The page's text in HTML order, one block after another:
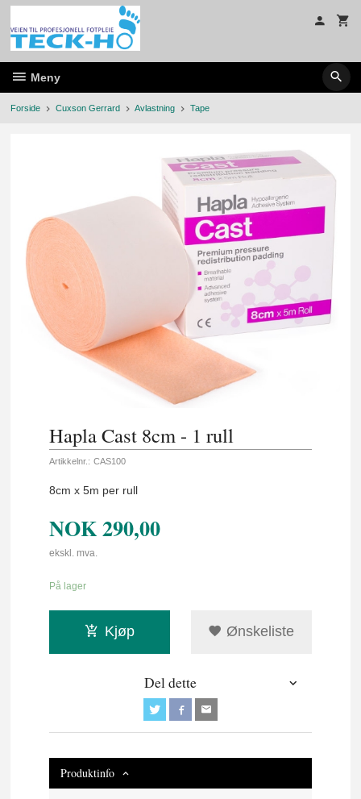
Gå
innholdet
Meny
Forside Cuxson Gerrard Avlastning Tape
Hapla Cast 8cm - 1 rull
Artikkelnr.: CAS100
8cm x 5m per rull
NOK290,00
ekskl. mva.
På lager
Kjøp Ønskeliste
Del dette
Produktinfo